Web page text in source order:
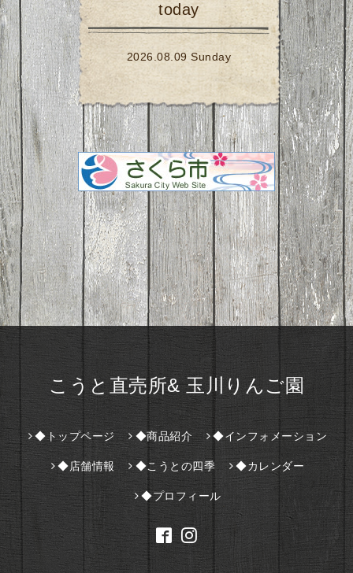
today
2026.08.09 Sunday
こうと直売所& 玉川りんご園
◆トップページ ◆商品紹介 ◆インフォメーション
◆店舗情報 ◆こうとの四季 ◆カレンダー
◆プロフィール